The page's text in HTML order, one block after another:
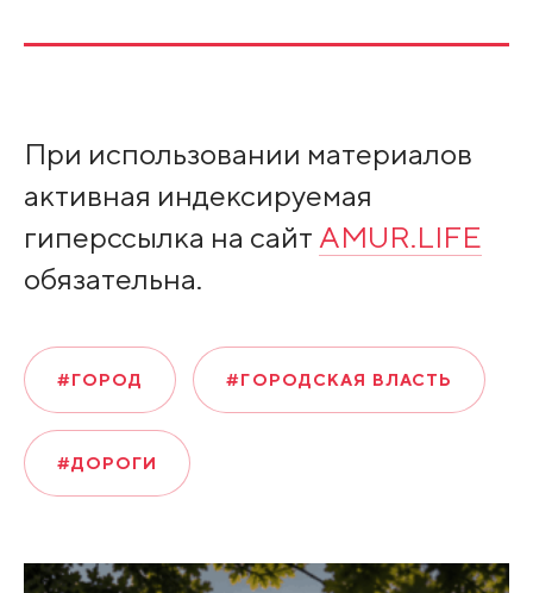
При использовании материалов
активная индексируемая
гиперссылка на сайт AMUR.LIFE
обязательна.
#ГОРОД #ГОРОДСКАЯ ВЛАСТЬ
#ДОРОГИ